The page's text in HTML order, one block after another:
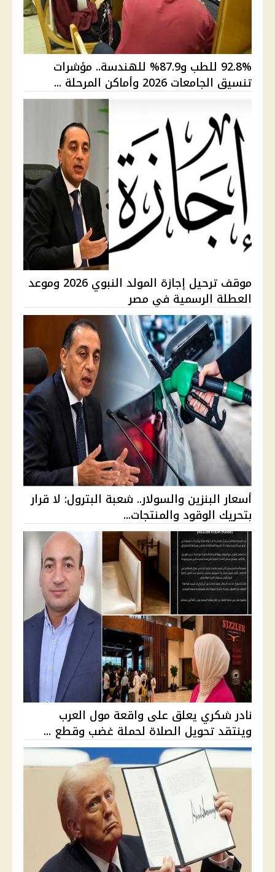
92.8% للطب و87.9% للهندسة.. مؤشرات
تنسيق الجامعات 2026 وأماكن المرحلة ...
موقف ترحيل إجازة المولد النبوي 2026 وموعد
العطلة الرسمية في مصر
أسعار البنزين والسولار.. شعبة البترول: لا قرار
بتحريك الوقود والمنتجات...
نادر شكري يعلق على واقعة مول العرب
وينتقد تحويل الصلاة لحملة غضب وقطع ...